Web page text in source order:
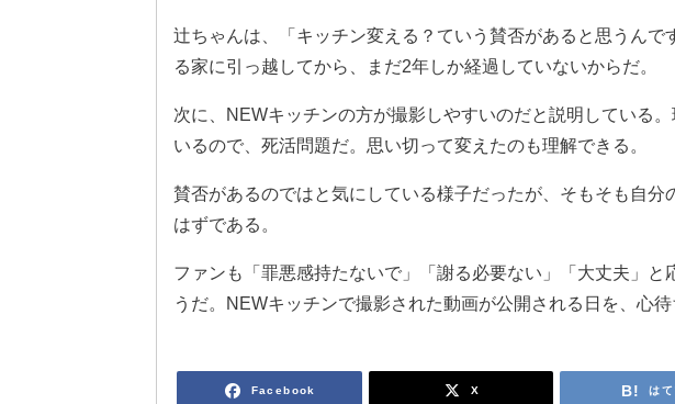
辻ちゃんは、「キッチン変える？ていう賛否があると思うんで
る家に引っ越してから、まだ2年しか経過していないからだ。
次に、NEWキッチンの方が撮影しやすいのだと説明している
いるので、死活問題だ。思い切って変えたのも理解できる。
賛否があるのではと気にしている様子だったが、そもそも自分
はずである。
ファンも「罪悪感持たないで」「謝る必要ない」「大丈夫」と
うだ。NEWキッチンで撮影された動画が公開される日を、心待
Facebook X は